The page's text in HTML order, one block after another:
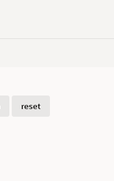
reset